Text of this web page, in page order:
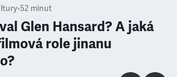
•52 minut
Glen Hansard? A jaká
role jinanu